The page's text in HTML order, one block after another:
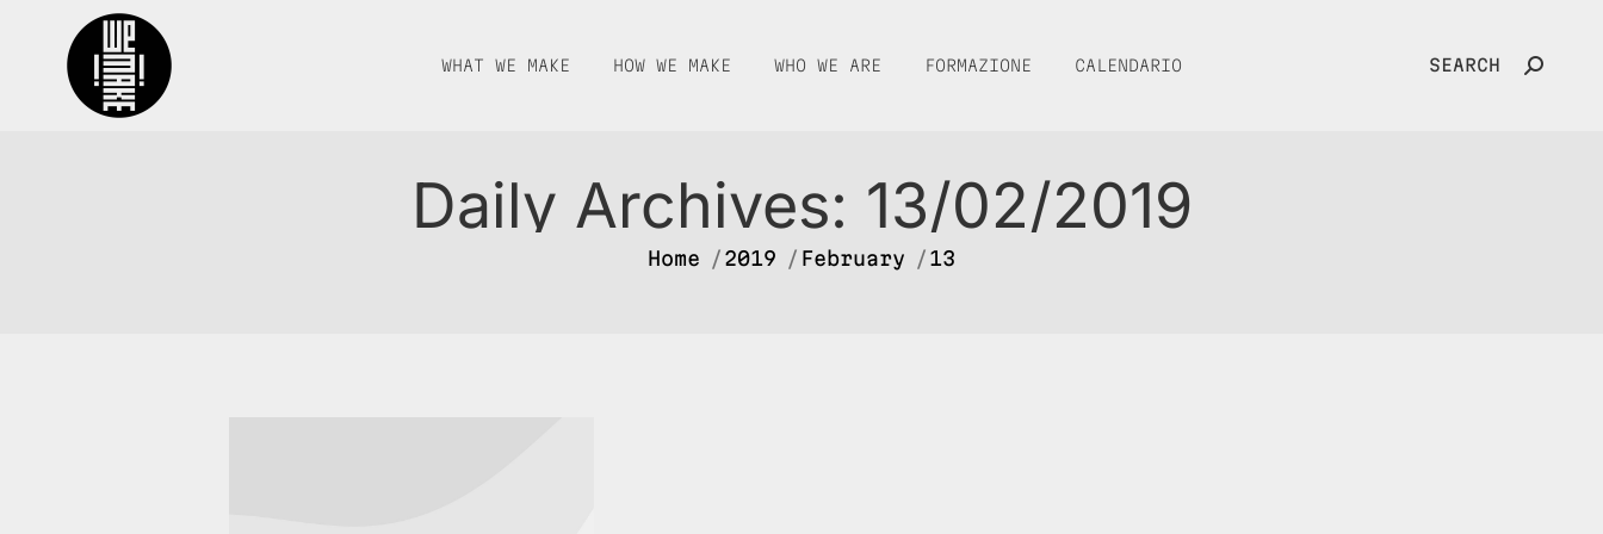
WHAT WE MAKE HOW WE MAKE WHO WE ARE FORMAZIONE CALENDARIO SEARCH Search:
Daily Archives: 13/02/2019
You are here:
Home 2019 February 13